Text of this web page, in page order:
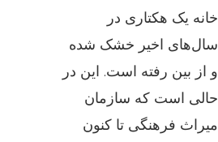
خانه یک هکتاری در
سال‌های اخیر خشک شده
و از بین رفته است. این در
حالی است که سازمان
میراث فرهنگی تا کنون